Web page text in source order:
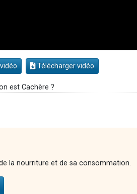
Télécharger vidéo
est Cachère ?
la nourriture et de sa consommation.